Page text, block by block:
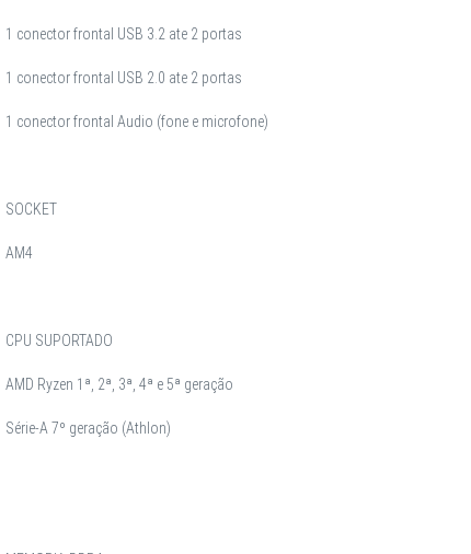
1 conector frontal USB 3.2 ate 2 portas
1 conector frontal USB 2.0 ate 2 portas
1 conector frontal Audio (fone e microfone)
SOCKET
AM4
CPU SUPORTADO
AMD Ryzen 1ª, 2ª, 3ª, 4ª e 5ª geração
Série-A 7º geração (Athlon)